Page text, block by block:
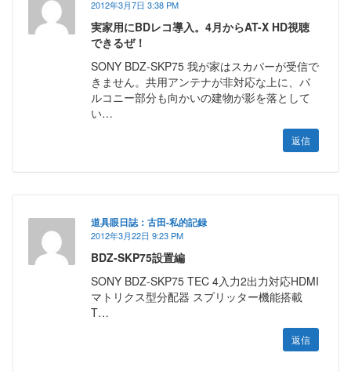
2012年3月7日 3:38 PM
実家用にBDレコ導入。4月からAT-X HD視聴
できるぜ！
SONY BDZ-SKP75 我が家はスカパーが受信で
きません。共用アンテナが非対応な上に、バ
ルコニー部分も向かいの建物が影を落として
い…
返信
道具眼日誌：古田-私的記録
2012年3月22日 9:23 PM
BDZ-SKP75設置編
SONY BDZ-SKP75 TEC 4入力2出力対応HDMI
マトリクス型分配器 スプリッター機能搭載
T…
返信